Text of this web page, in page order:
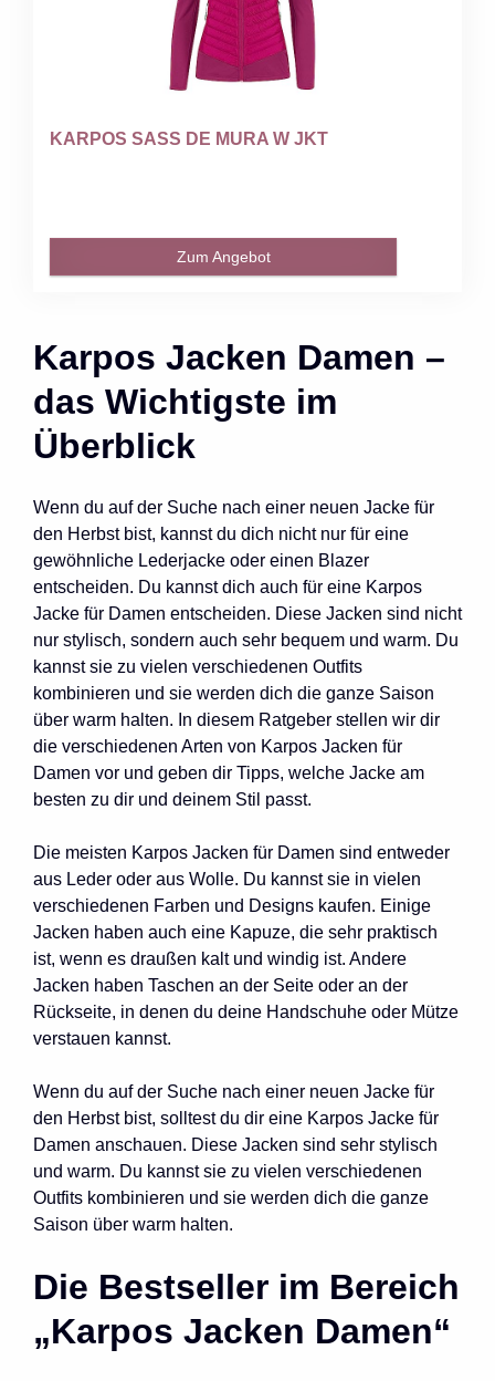
KARPOS SASS DE MURA W JKT
Zum Angebot
Karpos Jacken Damen –
das Wichtigste im
Überblick
Wenn du auf der Suche nach einer neuen Jacke für
den Herbst bist, kannst du dich nicht nur für eine
gewöhnliche Lederjacke oder einen Blazer
entscheiden. Du kannst dich auch für eine Karpos
Jacke für Damen entscheiden. Diese Jacken sind nicht
nur stylisch, sondern auch sehr bequem und warm. Du
kannst sie zu vielen verschiedenen Outfits
kombinieren und sie werden dich die ganze Saison
über warm halten. In diesem Ratgeber stellen wir dir
die verschiedenen Arten von Karpos Jacken für
Damen vor und geben dir Tipps, welche Jacke am
besten zu dir und deinem Stil passt.
Die meisten Karpos Jacken für Damen sind entweder
aus Leder oder aus Wolle. Du kannst sie in vielen
verschiedenen Farben und Designs kaufen. Einige
Jacken haben auch eine Kapuze, die sehr praktisch
ist, wenn es draußen kalt und windig ist. Andere
Jacken haben Taschen an der Seite oder an der
Rückseite, in denen du deine Handschuhe oder Mütze
verstauen kannst.
Wenn du auf der Suche nach einer neuen Jacke für
den Herbst bist, solltest du dir eine Karpos Jacke für
Damen anschauen. Diese Jacken sind sehr stylisch
und warm. Du kannst sie zu vielen verschiedenen
Outfits kombinieren und sie werden dich die ganze
Saison über warm halten.
Die Bestseller im Bereich
„Karpos Jacken Damen“